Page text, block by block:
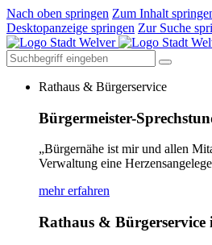
Nach oben springen Zum Inhalt
Desktopanzeige springen Zur Suche
Rathaus & Bürgerservice
Bürgermeister-
„Bürgernähe ist mir und allen
Verwaltung eine
mehr erfahren
Rathaus & Bürgerservice